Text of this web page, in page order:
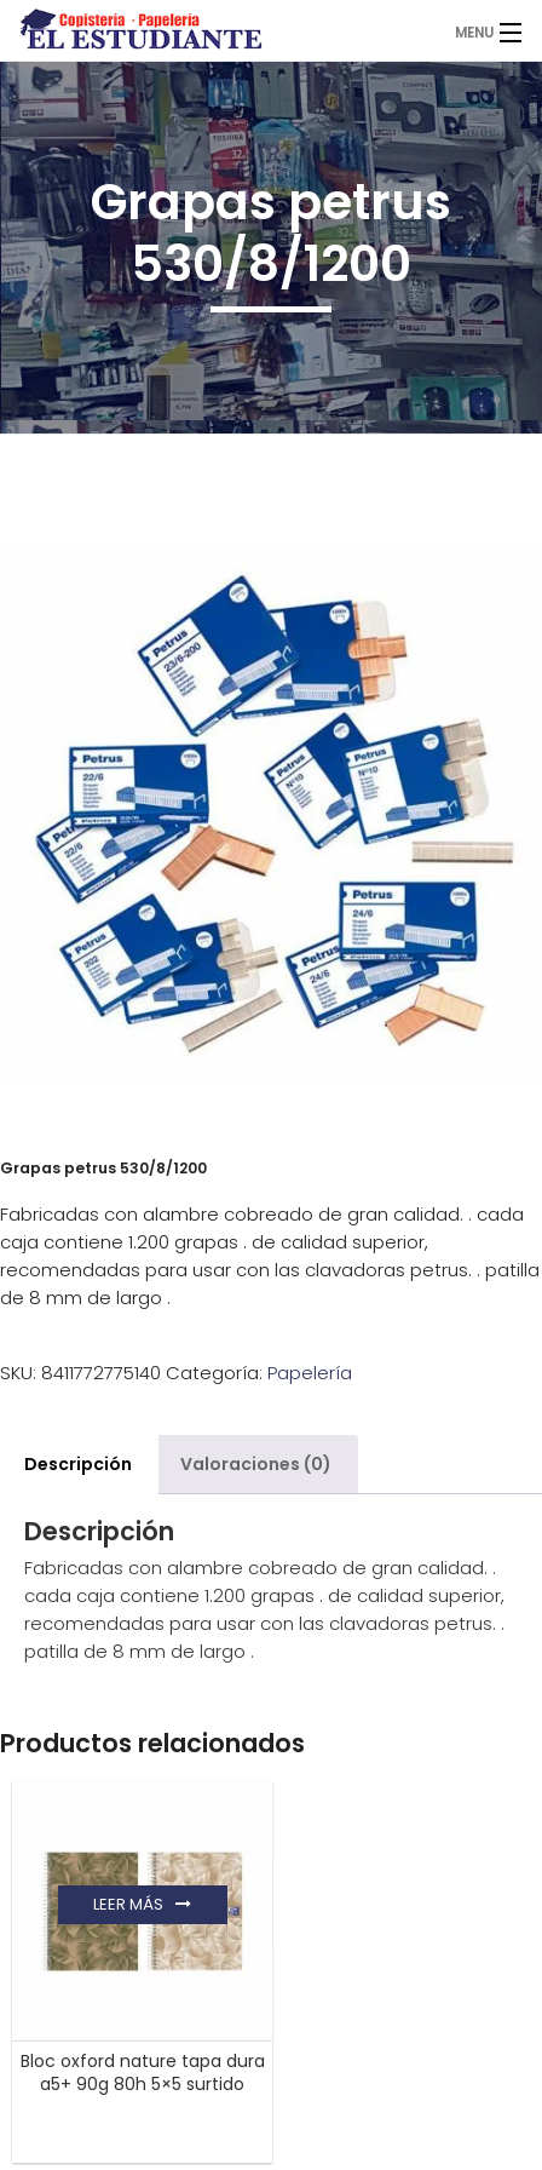
MENU
El Estudiante
Copistería
Papelería
Servicios
0,00€
¡Imprimir!
Grapas petrus
530/8/1200
Grapas petrus 530/8/1200
Fabricadas con alambre cobreado de gran calidad. . cada
caja contiene 1.200 grapas . de calidad superior,
recomendadas para usar con las clavadoras petrus. . patilla
de 8 mm de largo .
SKU: 8411772775140 Categoría: Papelería
Descripción Valoraciones (0)
Descripción
Fabricadas con alambre cobreado de gran calidad. .
cada caja contiene 1.200 grapas . de calidad superior,
recomendadas para usar con las clavadoras petrus. .
patilla de 8 mm de largo .
Productos relacionados
Bloc oxford nature tapa dura
a5+ 90g 80h 5×5 surtido
LEER MÁS